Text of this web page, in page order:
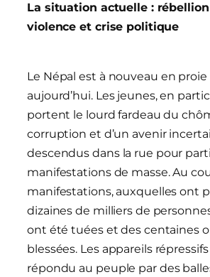
La situation actuelle :
violence et crise politique
Le Népal est à nouveau en
aujourd’hui. Les jeunes, en
portent le lourd fardeau du
corruption et d’un avenir
descendus dans la rue pour
manifestations de masse. Au
manifestations, auxquelles ont
dizaines de milliers de
ont été tuées et des centaines
blessées. Les appareils
répondu au peuple par des